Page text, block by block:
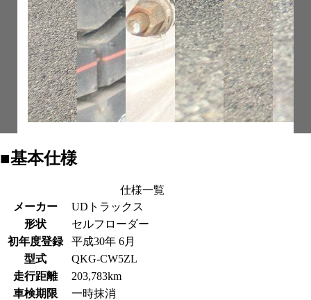
■基本仕様
仕様一覧
メーカー
UDトラックス
形状
セルフローダー
初年度登録
平成30年 6月
型式
QKG-CW5ZL
走行距離
203,783km
車検期限
一時抹消